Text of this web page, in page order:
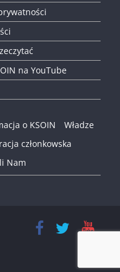
na YouTube
o KSOIN
Władze
członkowska
Nam